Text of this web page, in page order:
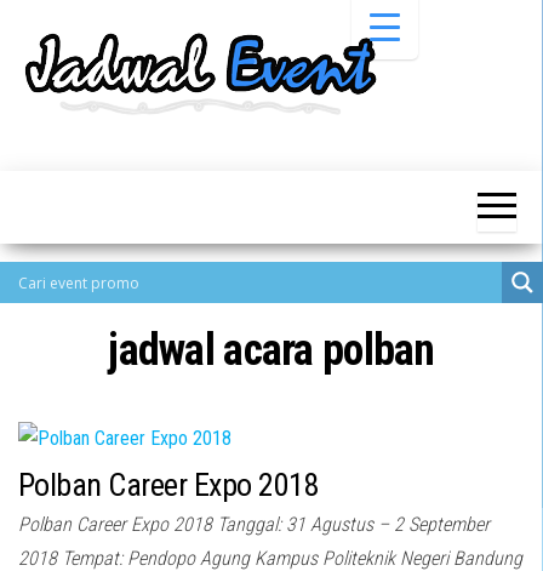
Pameran,
Terbaru
Pameran,
Seminar,
Bazaar,
Workshop,
Job Fair,
Lomba dll.
jadwal acara polban
Polban Career Expo 2018
Polban Career Expo 2018 Tanggal: 31 Agustus – 2 September
2018 Tempat: Pendopo Agung Kampus Politeknik Negeri Bandung